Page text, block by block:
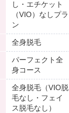
し・エチケット
（VIO）なしプラ
ン
全身脱毛
パーフェクト全
身コース
全身脱毛（VIO脱
毛なし・フェイ
ス脱毛なし）